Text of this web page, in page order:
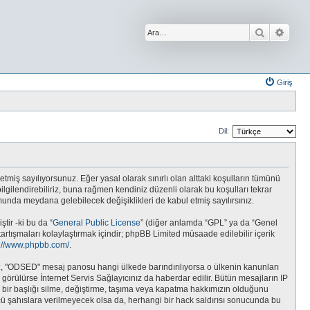
Ara
Giriş
Dil:
sayılıyorsunuz. Eğer yasal olarak sınırlı olan alttaki koşulların tümünü
buna rağmen kendiniz düzenli olarak bu koşulları tekrar
meydana gelebilecek değişiklikleri de kabul etmiş sayılırsınız.
-ki bu da “General Public License” (diğer anlamda “GPL” ya da “Genel
kolaylaştırmak içindir; phpBB Limited müsaade edilebilir içerik
www.phpbb.com/.
mesaj panosu hangi ülkede barındırılıyorsa o ülkenin kanunları
İnternet Servis Sağlayıcınız da haberdar edilir. Bütün mesajların IP
silme, değiştirme, taşıma veya kapatma hakkımızın olduğunu
verilmeyecek olsa da, herhangi bir hack saldırısı sonucunda bu